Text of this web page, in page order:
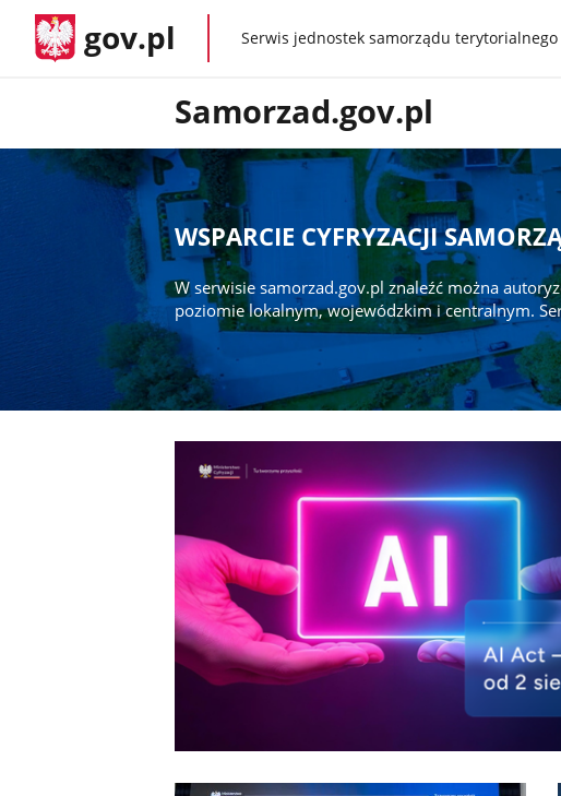
gov.pl gov.plSerwis jednostek samorządu terytorialnego
Samorzad.gov.pl
WSPARCIE CYFRYZACJI
W serwisie samorzad.gov.pl znaleźć można
poziomie lokalnym, wojewódzkim i centralnym.